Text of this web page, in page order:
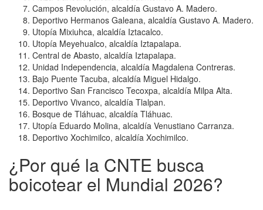
Campos Revolución, alcaldía Gustavo A. Madero.
Deportivo Hermanos Galeana, alcaldía Gustavo A. Madero.
Utopía Mixiuhca, alcaldía Iztacalco.
Utopía Meyehualco, alcaldía Iztapalapa.
Central de Abasto, alcaldía Iztapalapa.
Unidad Independencia, alcaldía Magdalena Contreras.
Bajo Puente Tacuba, alcaldía Miguel Hidalgo.
Deportivo San Francisco Tecoxpa, alcaldía Milpa Alta.
Deportivo Vivanco, alcaldía Tlalpan.
Bosque de Tláhuac, alcaldía Tláhuac.
Utopía Eduardo Molina, alcaldía Venustiano Carranza.
Deportivo Xochimilco, alcaldía Xochimilco.
¿Por qué la CNTE busca
boicotear el Mundial 2026?